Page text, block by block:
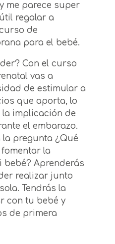
me parece super
regalar a
de
para el bebé.
Con el curso
vas a
de estimular a
que aporta, lo
implicación de
el embarazo.
la pregunta ¿Qué
la
bebé? Aprenderás
realizar junto
Tendrás la
con tu bebé y
de primera